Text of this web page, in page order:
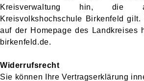
Kreisverwaltung hin,
Kreisvolkshochschule Birkenfeld
auf der Homepage des Landkreises
birkenfeld.de.
Widerrufsrecht
Sie können Ihre Vertragserklärung